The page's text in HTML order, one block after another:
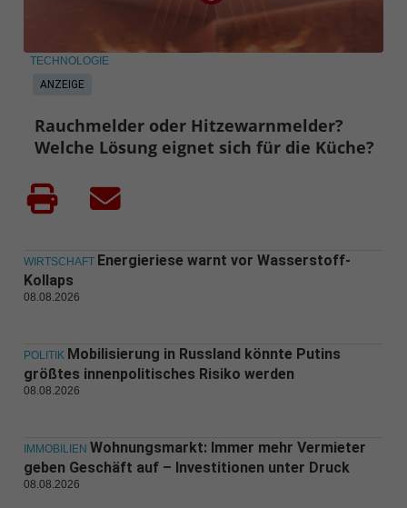
ANZEIGE
TECHNOLOGIE
Rauchmelder oder Hitzewarnmelder?
Welche Lösung eignet sich für die Küche?
WIRTSCHAFT Energieriese warnt vor Wasserstoff-
Kollaps
08.08.2026
POLITIK Mobilisierung in Russland könnte Putins
größtes innenpolitisches Risiko werden
08.08.2026
IMMOBILIEN Wohnungsmarkt: Immer mehr Vermieter
geben Geschäft auf – Investitionen unter Druck
08.08.2026